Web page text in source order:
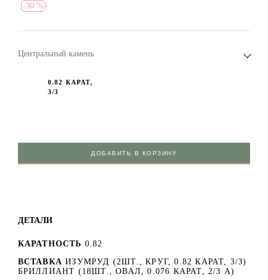
-30 %
Центральный камень
0.82 КАРАТ,
3/3
ДОБАВИТЬ В КОРЗИНУ
ДЕТАЛИ
КАРАТНОСТЬ 0.82
ВСТАВКА ИЗУМРУД (2ШТ., КРУГ, 0.82 КАРАТ, 3/3)
БРИЛЛИАНТ (18ШТ., ОВАЛ, 0.076 КАРАТ, 2/3 А)